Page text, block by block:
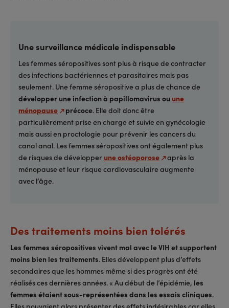
Une surveillance médicale indispensable
Les femmes séropositives sont plus à risque de contracter
des infections bactériennes et parasitaires mais pas
seulement. Une femme séropositive a plus de chance de
développer une infection à papillomavirus ouune
ménopause
précoce. Elle doit donc être
particulièrement prise en charge et suivie en gynécologie
mais aussi en proctologie pour prévenir les cancers du
canal anal. Les femmes séropositives ont également plus
de risques de développerune ostéoporose après la
ménopause et leur risque cardiovasculaire augmente
avec l’âge.
Des traitements moins bien tolérés
Les femmes séropositives vivent mal avec le VIH et supportent
moins bien les traitements. Elles développent plus d’effets
secondaires que les hommes même si des progrès ont été
réalisés ces dernières années. « Au début de l’épidémie, les
femmes étaient sous-représentées dans les essais cliniques.